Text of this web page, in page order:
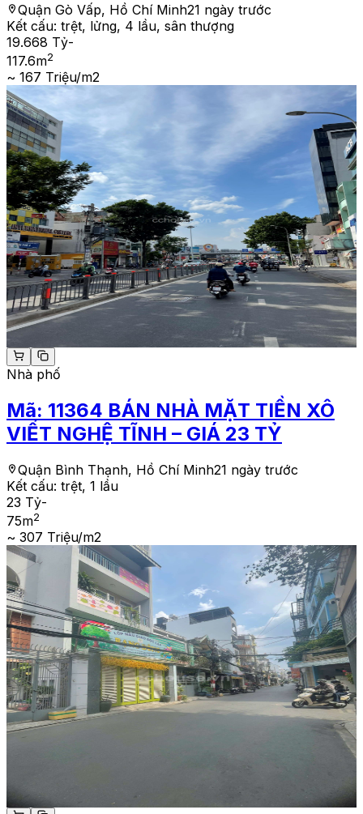
Quận Gò Vấp, Hồ Chí Minh21 ngày trước
Kết cấu: trệt, lửng, 4 lầu, sân thượng
19.668 Tỷ-
117.6m2
~ 167 Triệu/m2
Nhà phố
Mã: 11364 BÁN NHÀ MẶT TIỀN XÔ
VIẾT NGHỆ TĨNH – GIÁ 23 TỶ
Quận Bình Thạnh, Hồ Chí Minh21 ngày trước
Kết cấu: trệt, 1 lầu
23 Tỷ-
75m2
~ 307 Triệu/m2